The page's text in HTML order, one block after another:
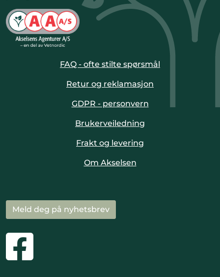
FAQ - ofte stilte spørsmål
Retur og reklamasjon
GDPR - personvern
Brukerveiledning
Frakt og levering
Om Akselsen
Meld deg på nyhetsbrev